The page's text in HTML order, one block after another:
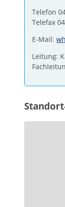
Telefon
Telefax
E-Mail:
Leitung: